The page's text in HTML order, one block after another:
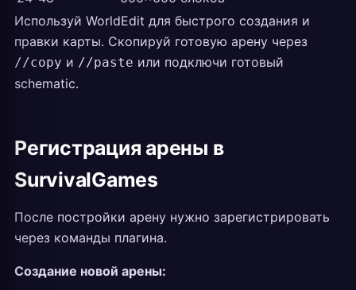
Используй WorldEdit для быстрого создания и
правки карты. Скопируй готовую арену через
//copy и //paste или подключи готовый
schematic.
Регистрация арены в
SurvivalGames
После постройки арену нужно зарегистрировать
через команды плагина.
Создание новой арены: